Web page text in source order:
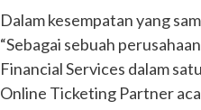
Dalam kesempatan yang
“Sebagai sebuah
Financial Services dalam
Online Ticketing Partner